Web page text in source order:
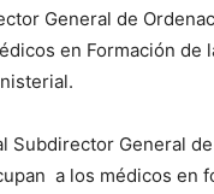
General de
en Formación de
Subdirector General
a los médicos en